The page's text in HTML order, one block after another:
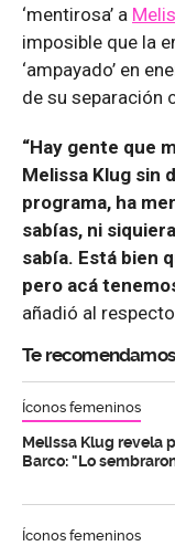
‘mentirosa’ a
imposible que la
‘ampayado’ en
de su separación
“Hay gente que
Melissa Klug sin
programa, ha
sabías, ni
sabía. Está bien
pero acá
añadió al
Te recomendamos
Íconos femeninos
Melissa Klug revela
Barco: "Lo
Íconos femeninos